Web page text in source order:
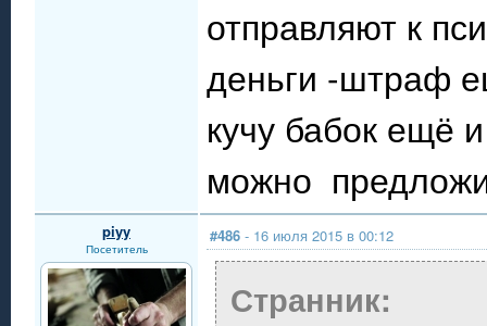
отправляют к
деньги -штраф
кучу бабок ещё
можно
piyy
Посетитель
#486 - 16 июля 2015 в 00:12
Странник: